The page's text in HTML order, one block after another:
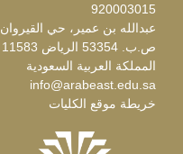
920003015
عبدالله بن عمير، حي القيروان 13544-6394
ص.ب. 53354 الرياض 11583
المملكة العربية السعودية
info@arabeast.edu.sa
خريطة موقع الكليات